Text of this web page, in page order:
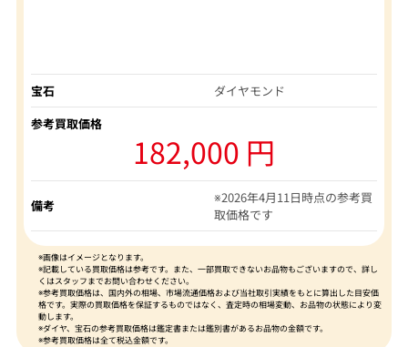
宝石
ダイヤモンド
参考買取価格
182,000 円
備考
※2026年4月11日時点の参考買
取価格です
※画像はイメージとなります。
※記載している買取価格は参考です。また、一部買取できないお品物もございますので、詳し
くはスタッフまでお問い合わせください。
※参考買取価格は、国内外の相場、市場流通価格および当社取引実績をもとに算出した目安価
格です。実際の買取価格を保証するものではなく、査定時の相場変動、お品物の状態により変
動します。
※ダイヤ、宝石の参考買取価格は鑑定書または鑑別書があるお品物の金額です。
※参考買取価格は全て税込金額です。